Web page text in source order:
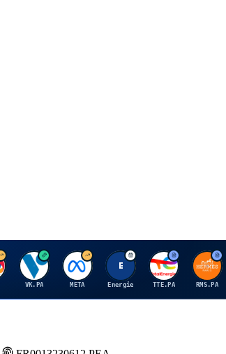
V
VK.PA
M
META
E
Energie
T
TTE.PA
H
RMS.PA